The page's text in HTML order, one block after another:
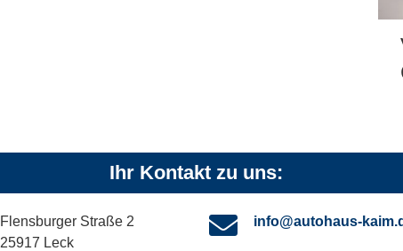
Ihr Kontakt zu uns:
Flensburger Straße 2
25917 Leck
info@autohaus-